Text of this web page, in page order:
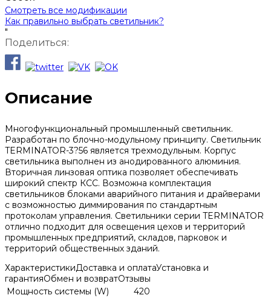
Смотреть все модификации
Как правильно выбрать светильник?
"
Поделиться:
Описание
Многофункциональный промышленный светильник.
Разработан по блочно-модульному принципу. Светильник
TERMINATOR-3?56 является трехмодульным. Корпус
светильника выполнен из анодированного алюминия.
Вторичная линзовая оптика позволяет обеспечивать
широкий спектр КСС. Возможна комплектация
светильников блоками аварийного питания и драйверами
с возможностью диммирования по стандартным
протоколам управления. Светильники серии TERMINATOR
отлично подходит для освещения цехов и территорий
промышленных предприятий, складов, парковок и
территорий общественных зданий.
ХарактеристикиДоставка и оплатаУстановка и
гарантияОбмен и возвратОтзывы
Мощность системы (W)
420